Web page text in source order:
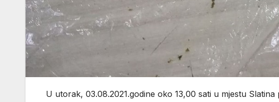
U utorak, 03.08.2021.godine oko 13,00 sati u mjestu